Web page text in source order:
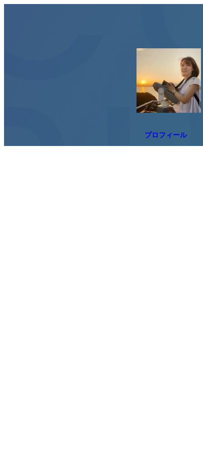
プロフィール